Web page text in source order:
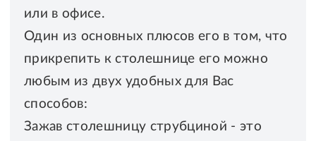
или в офисе.
Один из основных плюсов его в том, что
прикрепить к столешнице его можно
любым из двух удобных для Вас
способов:
Зажав столешницу струбциной - это